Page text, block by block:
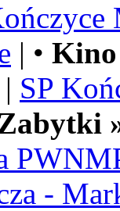
| •
| SP
-